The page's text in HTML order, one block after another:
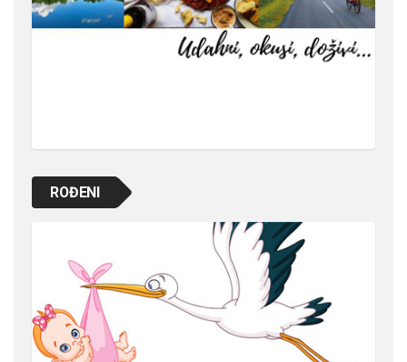
ROĐENI